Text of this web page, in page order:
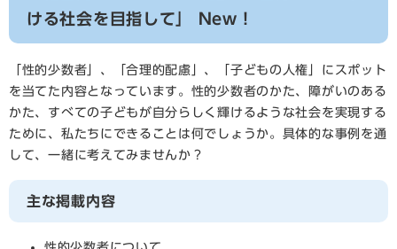
ける社会を目指して」 New！
「性的少数者」、「合理的配慮」、「子どもの人権」にスポット
を当てた内容となっています。性的少数者のかた、障がいのある
かた、すべての子どもが自分らしく輝けるような社会を実現する
ために、私たちにできることは何でしょうか。具体的な事例を通
して、一緒に考えてみませんか？​
主な掲載内容